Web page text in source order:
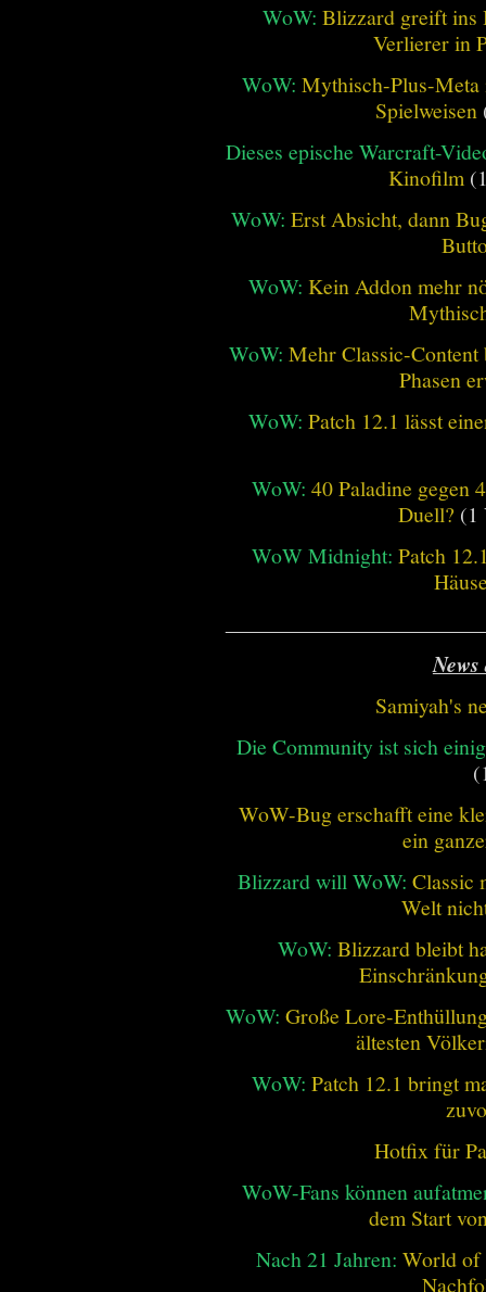
WoW: Blizzard greift ins
Verlierer in
WoW: Mythisch-Plus-Meta
Spielweisen
Dieses epische Warcraft-
Kinofilm
WoW: Erst Absicht, dann
WoW: Kein Addon mehr
WoW: Mehr Classic-
Phasen
WoW: Patch 12.1 lässt
WoW: 40 Paladine gegen
Duell? (1
WoW Midnight: Patch
Samiyah's
Die Community ist sich
WoW-Bug erschafft eine
ein
Blizzard will WoW: Classic
Welt
WoW: Blizzard bleibt
WoW: Große Lore-
ältesten
WoW: Patch 12.1 bringt
Hotfix für
WoW-Fans können
dem Start
Nach 21 Jahren: World of